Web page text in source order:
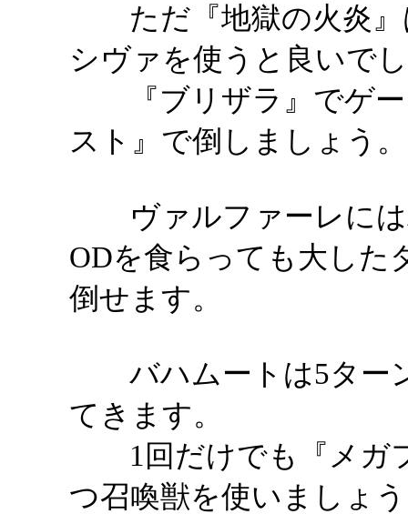
ただ『地獄の火炎』
シヴァを使うと良いで
『ブリザラ』でゲー
スト』で倒しましょう。
ヴァルファーレには
ODを食らっても大した
倒せます。
バハムートは5ター
てきます。
1回だけでも『メガ
つ召喚獣を使いましょ